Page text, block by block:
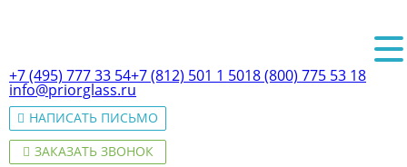
+7 (495) 777 33 54+7 (812) 501 1 5018 (800) 775 53 18
info@priorglass.ru
НАПИСАТЬ ПИСЬМО
ЗАКАЗАТЬ ЗВОНОК